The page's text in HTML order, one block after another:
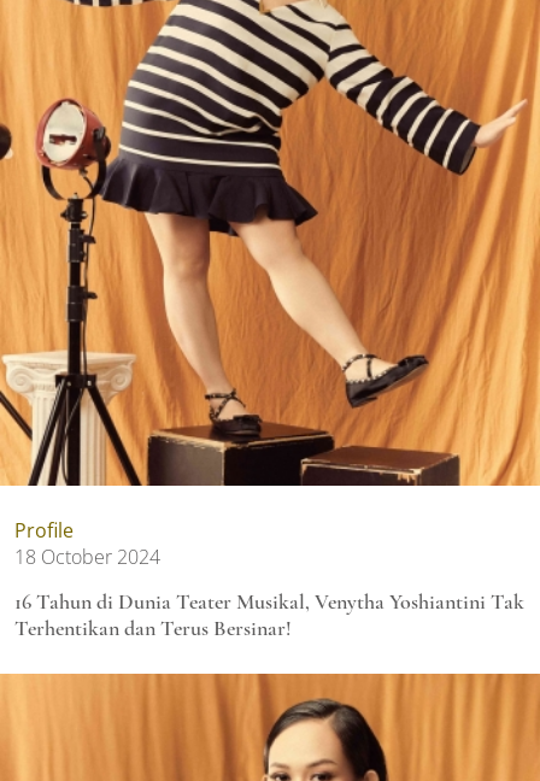
Profile
18 October 2024
16 Tahun di Dunia Teater Musikal, Venytha Yoshiantini Tak
Terhentikan dan Terus Bersinar!